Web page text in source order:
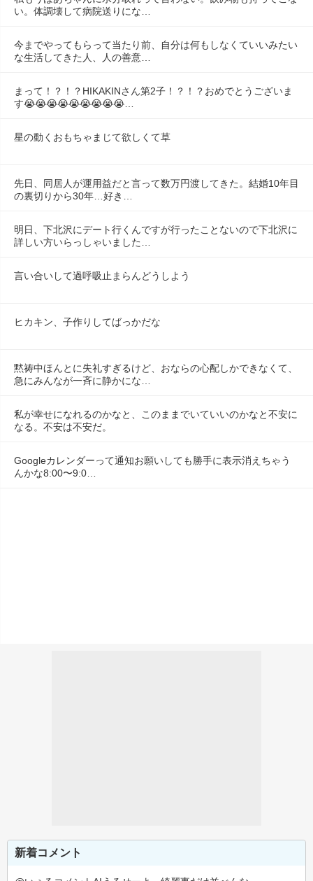
い。体調壊して病院送りにな…
今までやってもらって当たり前、自分は何もしなくていいみたい
な生活してきた人、人の善意…
まって！？！？HIKAKINさん第2子！？！？おめでとうございま
す😭😭😭😭😭😭😭😭😭…
星の動くおもちゃまじて欲しくて草
先日、同居人が運用益だと言って数万円渡してきた。結婚10年目
の裏切りから30年…好き…
明日、下北沢にデート行くんですが行ったことないので下北沢に
詳しい方いらっしゃいました…
言い合いして過呼吸止まらんどうしよう
ヒカキン、子作りしてばっかだな
黙祷中ほんとに失礼すぎるけど、おならの心配しかできなくて、
急にみんなが一斉に静かにな…
私が幸せになれるのかなと、このままでいていいのかなと不安に
なる。不安は不安だ。
Googleカレンダーって通知お願いしても勝手に表示消えちゃう
んかな8:00〜9:0…
新着コメント